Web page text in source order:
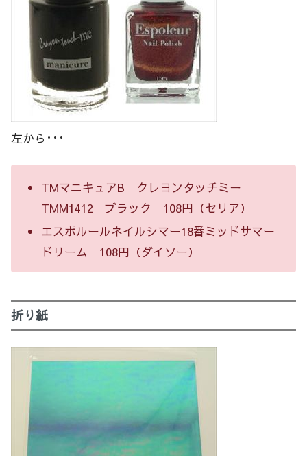
左から･･･
TMマニキュアB クレヨンタッチミー
TMM1412 ブラック 108円（セリア）
エスポルールネイルシマー18番ミッドサマー
ドリーム 108円（ダイソー）
折り紙